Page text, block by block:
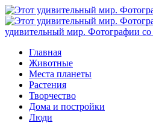
удивительный мир. Фотографии со
Главная
Животные
Места планеты
Растения
Творчество
Дома и постройки
Люди